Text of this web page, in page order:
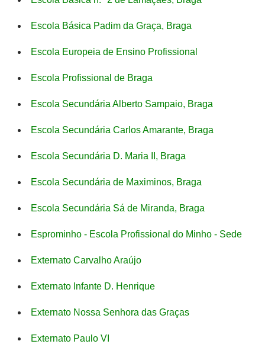
Escola Básica Padim da Graça, Braga
Escola Europeia de Ensino Profissional
Escola Profissional de Braga
Escola Secundária Alberto Sampaio, Braga
Escola Secundária Carlos Amarante, Braga
Escola Secundária D. Maria II, Braga
Escola Secundária de Maximinos, Braga
Escola Secundária Sá de Miranda, Braga
Esprominho - Escola Profissional do Minho - Sede
Externato Carvalho Araújo
Externato Infante D. Henrique
Externato Nossa Senhora das Graças
Externato Paulo VI